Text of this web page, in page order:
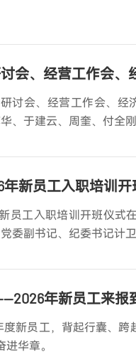
讨会、经营工作会、经
、于建云、周奎、付全
年新员工入职培训
员工入职培训开班仪
委副书记、纪委书记计卫
年新员工来报
新员工，背起行囊、
华章。